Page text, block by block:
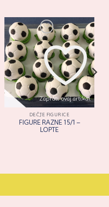
Zaprati ovaj artikal
DEČJE FIGURICE
FIGURE RAZNE 15/1 –
LOPTE